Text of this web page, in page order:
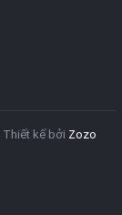
Thiết kế bởi Zozo